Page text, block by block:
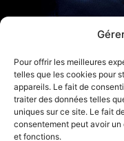
Pour offrir les meilleures
telles que les cookies pour
appareils. Le fait de
traiter des données telles
uniques sur ce site. Le fait
consentement peut avoir
et fonctions.